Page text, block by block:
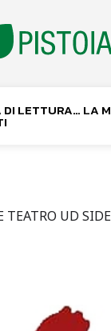
DI LETTURA… LA
UD